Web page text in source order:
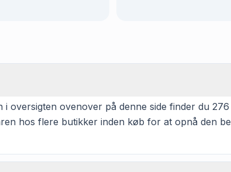
i oversigten ovenover på denne side finder du
hos flere butikker inden køb for at opnå den